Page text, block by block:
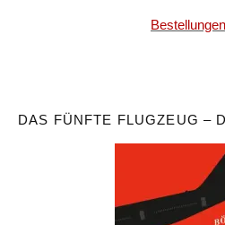
DAS FÜNFTE FLUGZEUG –